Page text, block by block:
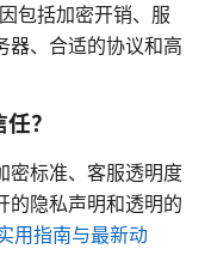
包括加密开销、服
器、合适的协议和高
？
密标准、客服透明度
的隐私声明和透明的
用指南与最新动